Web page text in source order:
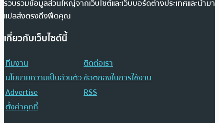
รวบรวมข้อมูลส่วนใหญ่จากเว็บไซต์และเว็บบอร์ดต่างประเทศและนำมา
แปลส่งตรงถึงฟีดคุณ
เกี่ยวกับเว็บไซต์นี้
ทีมงาน
ติดต่อเรา
นโยบายความเป็นส่วนตัวข้อตกลงในการใช้งาน
Advertise
RSS
ตั้งค่าคุกกี้